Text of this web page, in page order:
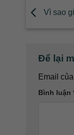
Vì sao
Để lại
Email
Bình luận